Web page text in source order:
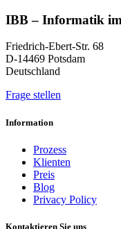
IBB – Informatik
Friedrich-Ebert-Str. 68
D-14469 Potsdam
Deutschland
Frage stellen
Information
Prozess
Klienten
Preis
Blog
Privacy Policy
Kontaktieren Sie uns